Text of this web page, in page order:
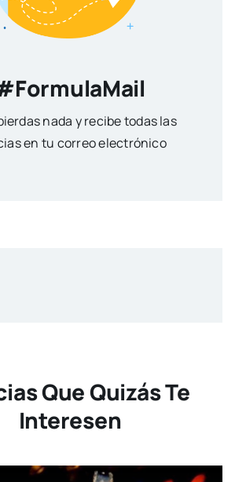
nada y recibe todas las
en tu correo electrónico
Que Quizás Te
Interesen